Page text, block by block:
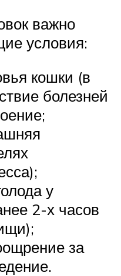
важно
условия:
кошки (в
болезней
у
2-х часов
за